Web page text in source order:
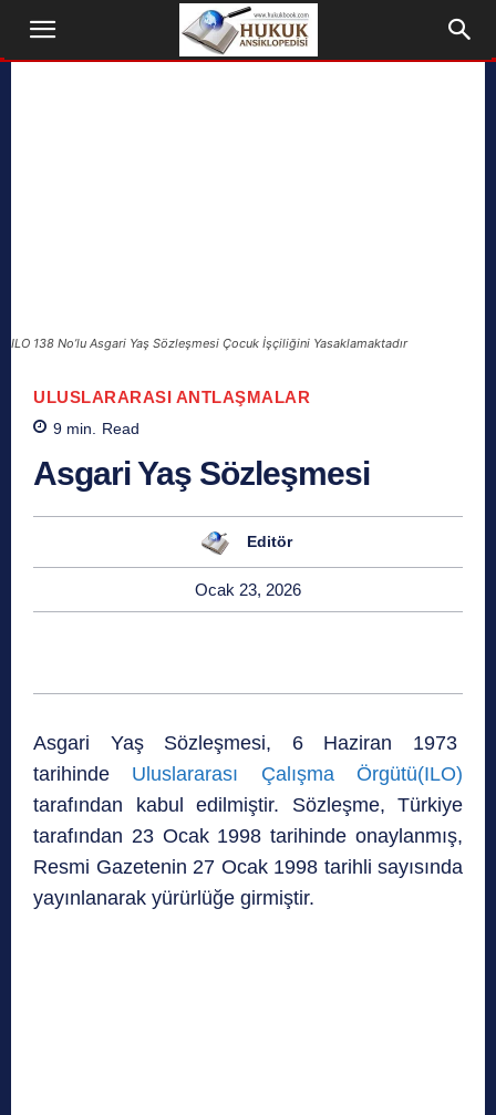
ILO 138 No’lu Asgari Yaş Sözleşmesi Çocuk İşçiliğini Yasaklamaktadır
ULUSLARARASI ANTLAŞMALAR
9 min. Read
Asgari Yaş Sözleşmesi
Editör
Ocak 23, 2026
Asgari Yaş Sözleşmesi, 6 Haziran 1973
tarihinde Uluslararası Çalışma Örgütü(ILO)
tarafından kabul edilmiştir. Sözleşme, Türkiye
tarafından 23 Ocak 1998 tarihinde onaylanmış,
Resmi Gazetenin 27 Ocak 1998 tarihli sayısında
yayınlanarak yürürlüğe girmiştir.